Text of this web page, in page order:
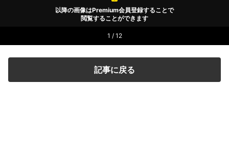
以降の画像はPremium会員登録することで
閲覧することができます
1 / 12
記事に戻る